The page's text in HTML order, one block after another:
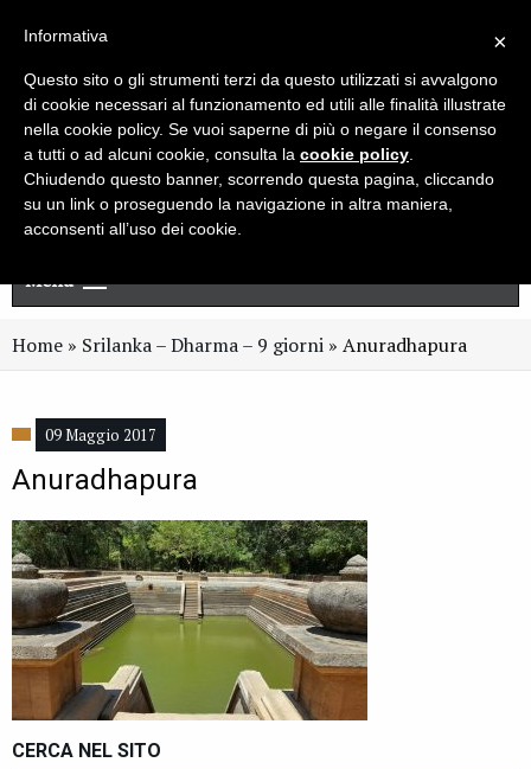
Newsletter
Menu
Home » Srilanka – Dharma – 9 giorni » Anuradhapura
09 Maggio 2017
Anuradhapura
CERCA NEL SITO
×
Informativa
Questo sito o gli strumenti terzi da questo utilizzati si avvalgono
di cookie necessari al funzionamento ed utili alle finalità illustrate
nella cookie policy. Se vuoi saperne di più o negare il consenso
a tutti o ad alcuni cookie, consulta la cookie policy
Chiudendo questo banner, scorrendo questa pagina, cliccando
su un link o proseguendo la navigazione in altra maniera,
acconsenti all’uso dei cookie.